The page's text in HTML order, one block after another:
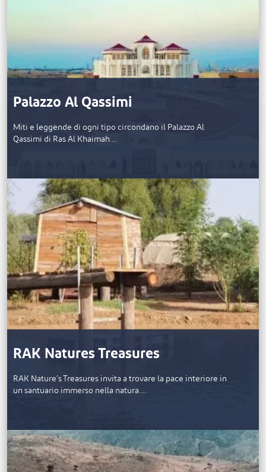
Palazzo Al Qassimi
Miti e leggende di ogni tipo circondano il Palazzo Al
Qassimi di Ras Al Khaimah.…
RAK Natures Treasures
RAK Nature’s Treasures invita a trovare la pace interiore in
un santuario immerso nella natura.…